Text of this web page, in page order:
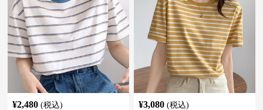
¥2,480 (税込) ¥3,080 (税込)